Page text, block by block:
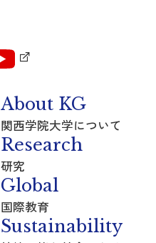
About KG
関西学院大学について
Research
研究
Global
国際教育
Sustainability